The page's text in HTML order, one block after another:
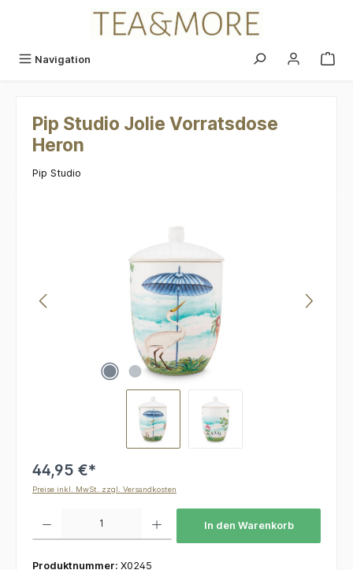
Navigation
Pip Studio Jolie Vorratsdose
Heron
Pip Studio
44,95 €*
Preise inkl. MwSt. zzgl. Versandkosten
In den Warenkorb
Produktnummer: X0245